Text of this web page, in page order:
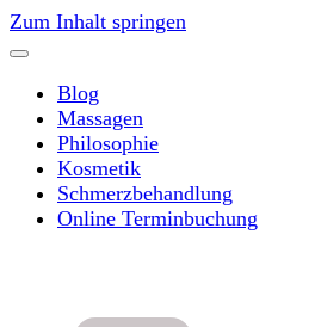
Zum Inhalt springen
Blog
Massagen
Philosophie
Kosmetik
Schmerzbehandlung
Online Terminbuchung